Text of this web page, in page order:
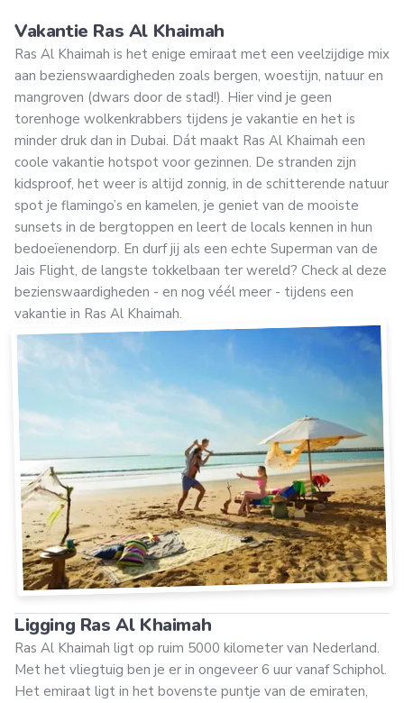
Vakantie Ras Al Khaimah
Ras Al Khaimah is het enige emiraat met een veelzijdige mix
aan bezienswaardigheden zoals bergen, woestijn, natuur en
mangroven (dwars door de stad!). Hier vind je geen
torenhoge wolkenkrabbers tijdens je vakantie en het is
minder druk dan in Dubai. Dát maakt Ras Al Khaimah een
coole vakantie hotspot voor gezinnen. De stranden zijn
kidsproof, het weer is altijd zonnig, in de schitterende natuur
spot je flamingo’s en kamelen, je geniet van de mooiste
sunsets in de bergtoppen en leert de locals kennen in hun
bedoeïenendorp. En durf jij als een echte Superman van de
Jais Flight, de langste tokkelbaan ter wereld? Check al deze
bezienswaardigheden - en nog véél meer - tijdens een
vakantie in Ras Al Khaimah.
Ligging Ras Al Khaimah
Ras Al Khaimah ligt op ruim 5000 kilometer van Nederland.
Met het vliegtuig ben je er in ongeveer 6 uur vanaf Schiphol.
Het emiraat ligt in het bovenste puntje van de emiraten,